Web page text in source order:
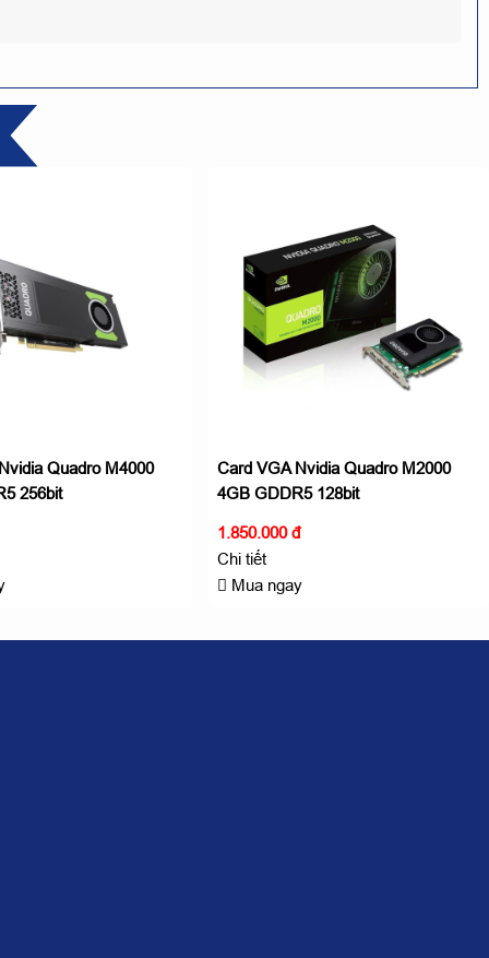
Quadro M4000
256bit
Card VGA Nvidia Quadro M2000
4GB GDDR5 128bit
1.850.000 đ
Chi tiết
Mua ngay